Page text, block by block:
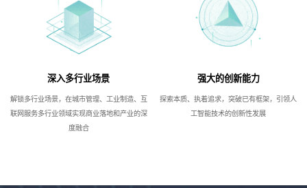
深入多行业场景
解锁多行业场景，在城市管理、工业制造、互
联网服务多行业领域实现商业落地和产业的深
度融合
强大的创新能力
探索本质、执着追求，突破已有框架，引领人
工智能技术的创新性发展